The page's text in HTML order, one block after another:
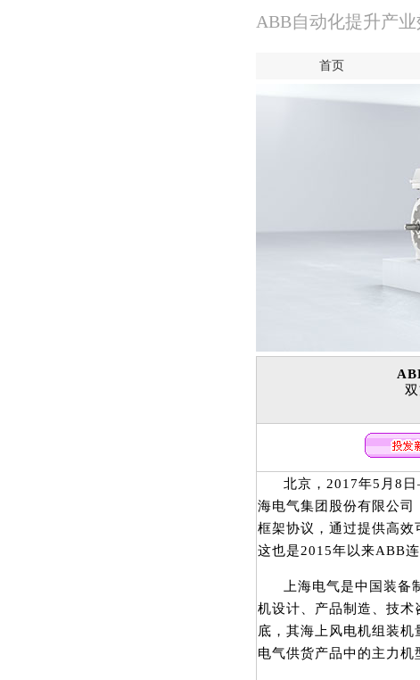
ABB自动化提升产业
首页
北京，2017年5月8
海电气集团股份有限公司
框架协议，通过提供高效
这也是2015年以来ABB
上海电气是中国装
机设计、产品制造、技
底，其海上风电机组装
电气供货产品中的主力机